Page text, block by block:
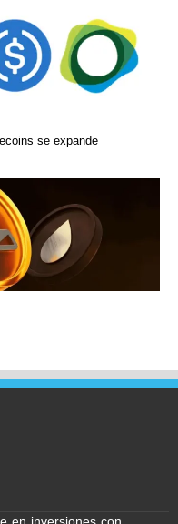
se expande